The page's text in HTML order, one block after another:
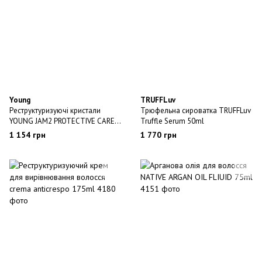
Young
Реструктуризуючі кристали
YOUNG JAM2 PROTECTIVE CARE
FLUID 80ML
1 154 грн
TRUFFLuv
Трюфельна сироватка TRUFFLuv
Truffle Serum 50ml
1 770 грн